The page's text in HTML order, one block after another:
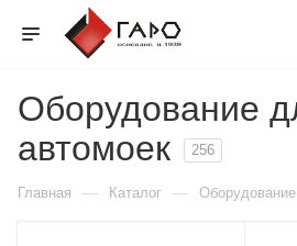
Оборудование
автомоек
256
Главная — Каталог —